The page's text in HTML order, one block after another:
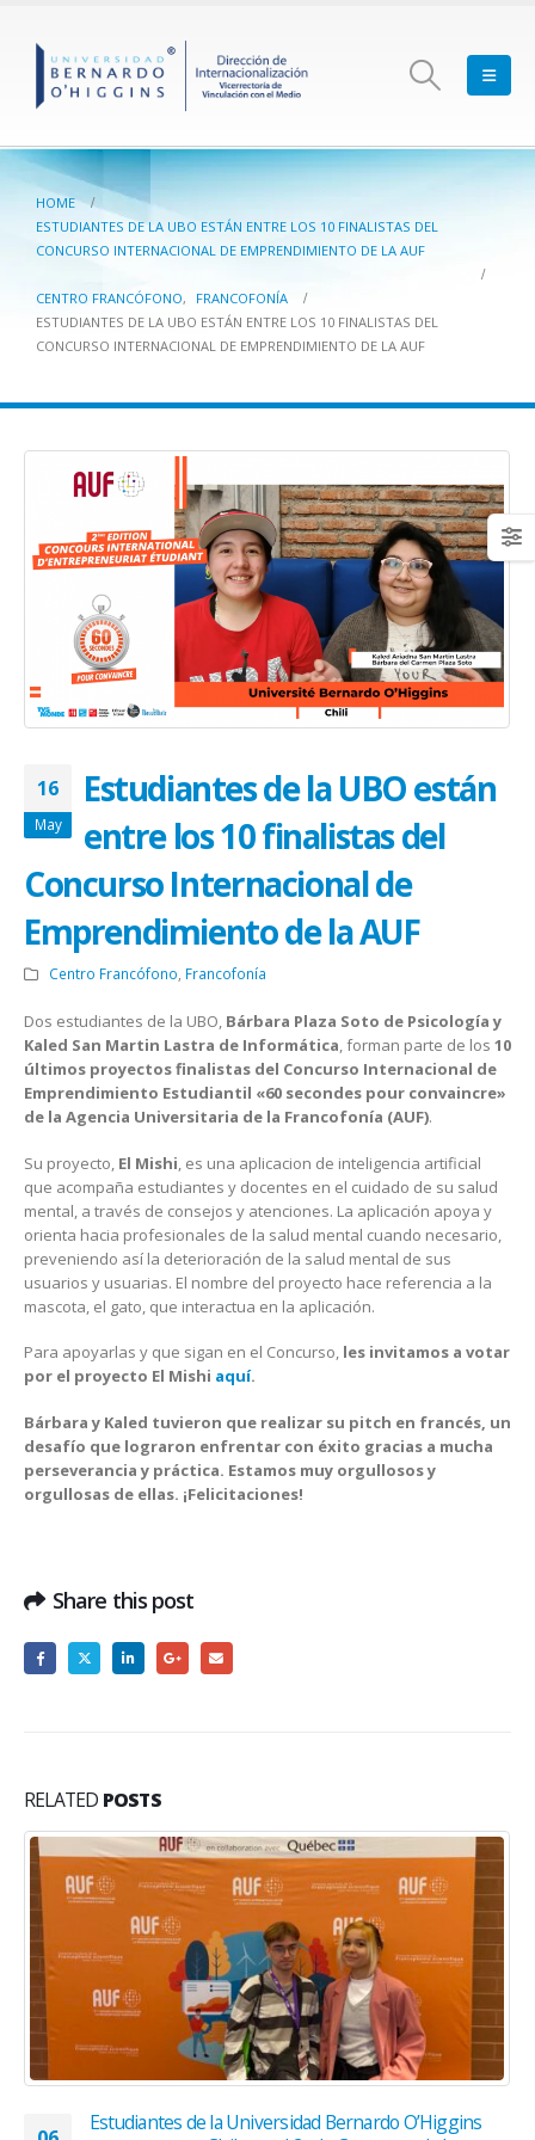
HOME
ESTUDIANTES DE LA UBO ESTÁN ENTRE LOS 10 FINALISTAS DEL
CONCURSO INTERNACIONAL DE EMPRENDIMIENTO DE LA AUF
CENTRO FRANCÓFONO,
FRANCOFONÍA
ESTUDIANTES DE LA UBO ESTÁN ENTRE LOS 10 FINALISTAS DEL
CONCURSO INTERNACIONAL DE EMPRENDIMIENTO DE LA AUF
16
May
Estudiantes de la UBO están
entre los 10 finalistas del
Concurso Internacional de
Emprendimiento de la AUF
Centro Francófono Francofonía
Dos estudiantes de la UBO, Bárbara Plaza Soto de Psicología y
Kaled San Martin Lastra de Informática, forman parte de los 10
últimos proyectos finalistas del Concurso Internacional de
Emprendimiento Estudiantil «60 secondes pour convaincre»
de la Agencia Universitaria de la Francofonía (AUF).
Su proyecto, El Mishi, es una aplicacion de inteligencia artificial
que acompaña estudiantes y docentes en el cuidado de su salud
mental, a través de consejos y atenciones. La aplicación apoya y
orienta hacia profesionales de la salud mental cuando necesario,
preveniendo así la deterioración de la salud mental de sus
usuarios y usuarias. El nombre del proyecto hace referencia a la
mascota, el gato, que interactua en la aplicación.
Para apoyarlas y que sigan en el Concurso, les invitamos a votar
por el proyecto El Mishi aquí.
Bárbara y Kaled tuvieron que realizar su pitch en francés, un
desafío que lograron enfrentar con éxito gracias a mucha
perseverancia y práctica. Estamos muy orgullosos y
orgullosas de ellas. ¡Felicitaciones!
Share this post
RELATED POSTS
Estudiantes de la Universidad Bernardo O’Higgins